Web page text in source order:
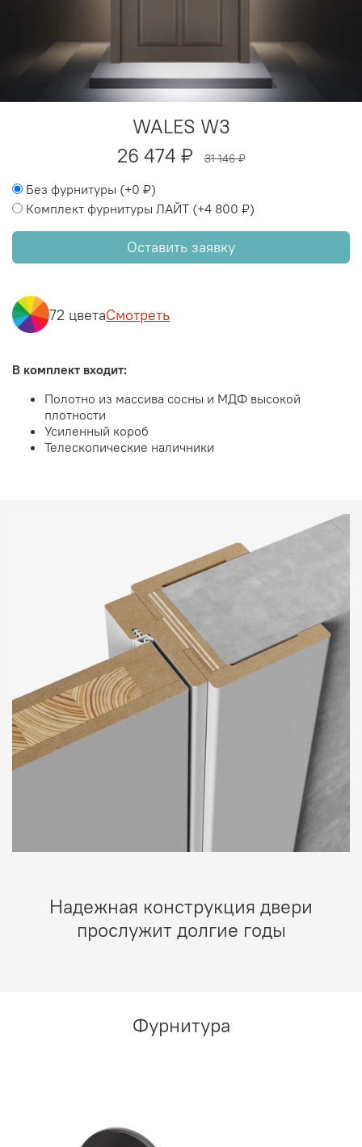
WALES W3
26 474 ₽
31 146 ₽
Без фурнитуры (+0 ₽)
Комплект фурнитуры ЛАЙТ (+4 800 ₽)
Оставить заявку
72 цветаСмотреть
В комплект входит:
Полотно из массива сосны и МДФ высокой
плотности
Усиленный короб
Телескопические наличники
Надежная конструкция двери
прослужит долгие годы
Фурнитура